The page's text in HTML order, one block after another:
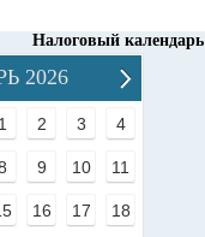
Налоговый календарь
2026
1 2 3 4
9 10 11
16 17 18